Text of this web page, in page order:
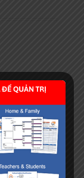
Required